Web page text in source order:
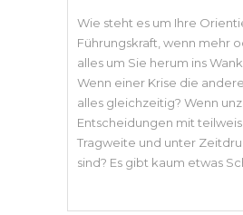
Wie steht es um Ihre
Führungskraft, wenn mehr
alles um Sie herum ins
Wenn einer Krise die
alles gleichzeitig? Wenn
Entscheidungen mit
Tragweite und unter
sind? Es gibt kaum etwas